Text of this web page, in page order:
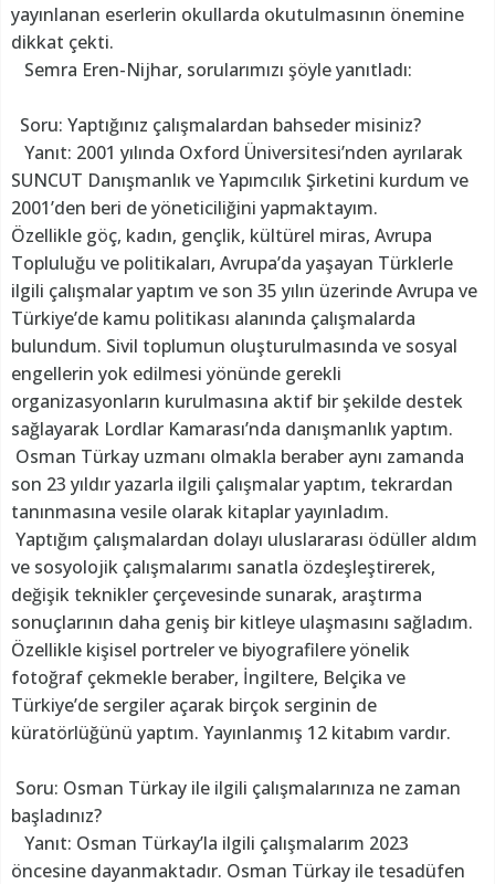
yayınlanan eserlerin okullarda okutulmasının önemine
dikkat çekti.
Semra Eren-Nijhar, sorularımızı şöyle yanıtladı:
Soru: Yaptığınız çalışmalardan bahseder misiniz?
Yanıt: 2001 yılında Oxford Üniversitesi’nden ayrılarak
SUNCUT Danışmanlık ve Yapımcılık Şirketini kurdum ve
2001’den beri de yöneticiliğini yapmaktayım.
Özellikle göç, kadın, gençlik, kültürel miras, Avrupa
Topluluğu ve politikaları, Avrupa’da yaşayan Türklerle
ilgili çalışmalar yaptım ve son 35 yılın üzerinde Avrupa ve
Türkiye’de kamu politikası alanında çalışmalarda
bulundum. Sivil toplumun oluşturulmasında ve sosyal
engellerin yok edilmesi yönünde gerekli
organizasyonların kurulmasına aktif bir şekilde destek
sağlayarak Lordlar Kamarası’nda danışmanlık yaptım.
Osman Türkay uzmanı olmakla beraber aynı zamanda
son 23 yıldır yazarla ilgili çalışmalar yaptım, tekrardan
tanınmasına vesile olarak kitaplar yayınladım.
Yaptığım çalışmalardan dolayı uluslararası ödüller aldım
ve sosyolojik çalışmalarımı sanatla özdeşleştirerek,
değişik teknikler çerçevesinde sunarak, araştırma
sonuçlarının daha geniş bir kitleye ulaşmasını sağladım.
Özellikle kişisel portreler ve biyografilere yönelik
fotoğraf çekmekle beraber, İngiltere, Belçika ve
Türkiye’de sergiler açarak birçok serginin de
küratörlüğünü yaptım. Yayınlanmış 12 kitabım vardır.
Soru: Osman Türkay ile ilgili çalışmalarınıza ne zaman
başladınız?
Yanıt: Osman Türkay’la ilgili çalışmalarım 2023
öncesine dayanmaktadır. Osman Türkay ile tesadüfen